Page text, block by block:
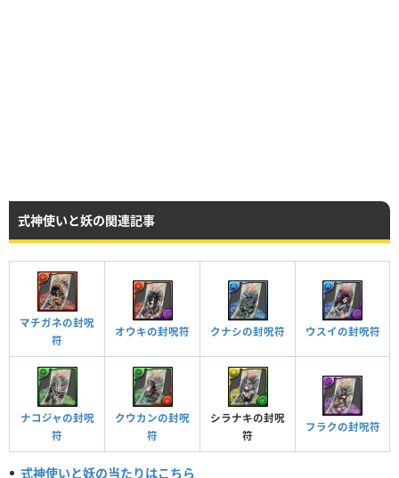
式神使いと妖の関連記事
マチガネの封呪
符
オウキの封呪符 クナシの封呪符 ウスイの封呪符
ナコジャの封呪
符
クウカンの封呪
符
シラナキの封呪
符
フラクの封呪符
式神使いと妖の当たりはこちら